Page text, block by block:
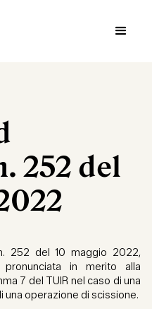
252 del
252 del 10 maggio 2022,
in merito alla
7 del TUIR nel caso di una
operazione di scissione.